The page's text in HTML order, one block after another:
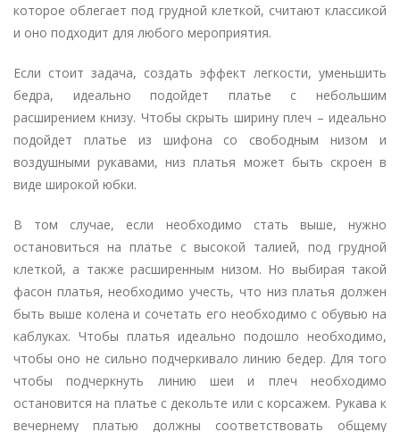
которое облегает под грудной клеткой, считают классикой
и оно подходит для любого мероприятия.
Если стоит задача, создать эффект легкости, уменьшить
бедра, идеально подойдет платье с небольшим
расширением книзу. Чтобы скрыть ширину плеч – идеально
подойдет платье из шифона со свободным низом и
воздушными рукавами, низ платья может быть скроен в
виде широкой юбки.
В том случае, если необходимо стать выше, нужно
остановиться на платье с высокой талией, под грудной
клеткой, а также расширенным низом. Но выбирая такой
фасон платья, необходимо учесть, что низ платья должен
быть выше колена и сочетать его необходимо с обувью на
каблуках. Чтобы платья идеально подошло необходимо,
чтобы оно не сильно подчеркивало линию бедер. Для того
чтобы подчеркнуть линию шеи и плеч необходимо
остановится на платье с декольте или с корсажем. Рукава к
вечернему платью должны соответствовать общему